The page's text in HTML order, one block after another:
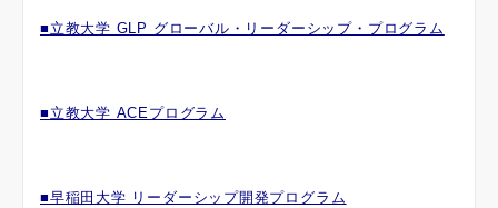
■立教大学 GLP グローバル・リーダーシップ・プログラム
■立教大学 ACEプログラム
■早稲田大学 リーダーシップ開発プログラム